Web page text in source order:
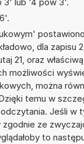
dla zapisu
21, oraz
możliwości
można
temu w
Jeśli w
ze
to